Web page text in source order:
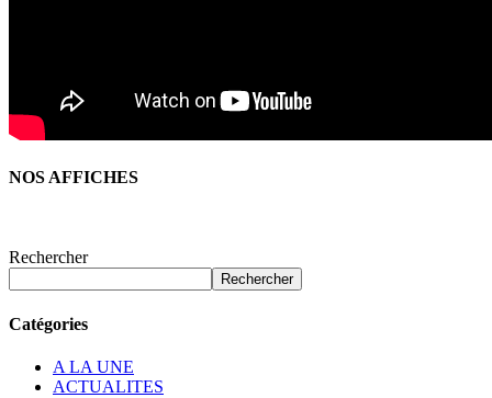
NOS AFFICHES
Rechercher
Rechercher
Catégories
A LA UNE
ACTUALITES